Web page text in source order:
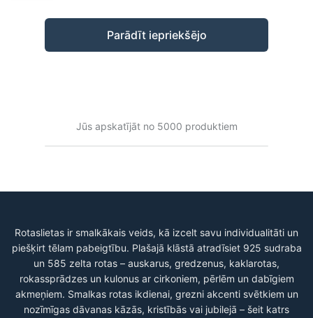
Rotaslietas ir smalkākais veids, kā izcelt savu individualitāti un
piešķirt tēlam pabeigtību. Plašajā klāstā atradīsiet 925 sudraba
un 585 zelta rotas – auskarus, gredzenus, kaklarotas,
rokassprādzes un kulonus ar cirkoniem, pērlēm un dabīgiem
akmeņiem. Smalkas rotas ikdienai, grezni akcenti svētkiem un
nozīmīgas dāvanas kāzās, kristībās vai jubilejā – šeit katrs
Preces
Parādīt iepriekšējo
Jūs apskatījāt no 5000 produktiem